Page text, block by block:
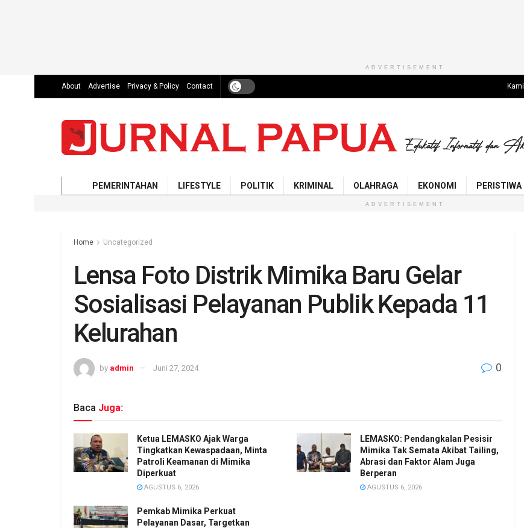
ADVERTISEMENT
About Advertise Privacy & Policy Contact
PEMERINTAHAN LIFESTYLE POLITIK KRIMINAL OLAHRAGA EKONOMI PERISTIWA
ADVERTISEMENT
Home Uncategorized
Lensa Foto Distrik Mimika Baru Gelar
Sosialisasi Pelayanan Publik Kepada 11
Kelurahan
by admin Juni 27, 2024 0
Baca Juga:
Ketua LEMASKO Ajak Warga
Tingkatkan Kewaspadaan, Minta
Patroli Keamanan di Mimika
Diperkuat
AGUSTUS 6, 2026
LEMASKO: Pendangkalan Pesisir
Mimika Tak Semata Akibat Tailing,
Abrasi dan Faktor Alam Juga
Berperan
AGUSTUS 6, 2026
Pemkab Mimika Perkuat
Pelayanan Dasar, Targetkan